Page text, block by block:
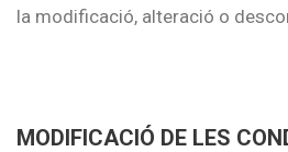
la modificació, alteració o
MODIFICACIÓ DE LES